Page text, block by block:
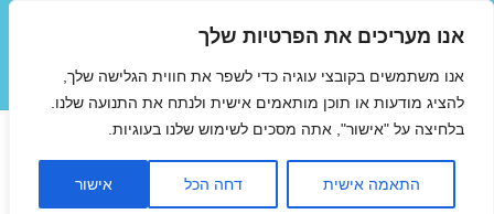
אנו מעריכים את הפרטיות שלך
אנו משתמשים בקובצי עוגיה כדי לשפר את חווית הגלישה שלך,
להציג מודעות או תוכן מותאמים אישית ולנתח את התנועה שלנו.
בלחיצה על "אישור", אתה מסכים לשימוש שלנו בעוגיות.
התאמה אישית דחה הכל אישור
תפריטים
ווידג'טים
טיסות זולות לפריז בינואר
03/01/2017